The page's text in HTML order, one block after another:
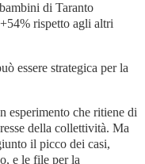
di Taranto
rispetto agli altri
essere strategica per la
esperimento che ritiene di
della collettività. Ma
il picco dei casi,
e le file per la